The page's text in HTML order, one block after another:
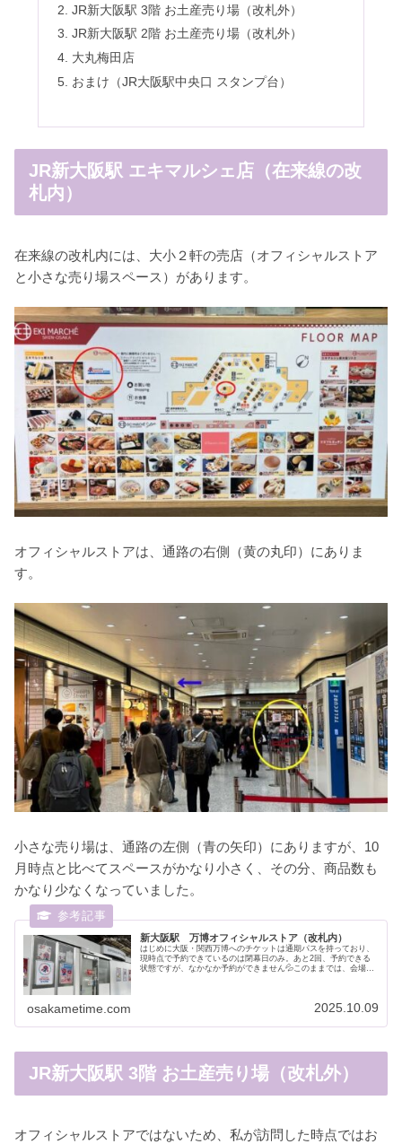
JR新大阪駅 3階 お土産売り場（改札外）
JR新大阪駅 2階 お土産売り場（改札外）
大丸梅田店
おまけ（JR大阪駅中央口 スタンプ台）
JR新大阪駅 エキマルシェ店（在来線の改
札内）
在来線の改札内には、大小２軒の売店（オフィシャルストア
と小さな売り場スペース）があります。
オフィシャルストアは、通路の右側（黄の丸印）にありま
す。
小さな売り場は、通路の左側（青の矢印）にありますが、10
月時点と比べてスペースがかなり小さく、その分、商品数も
かなり少なくなっていました。
新大阪駅 万博オフィシャルストア（改札内）
はじめに大阪・関西万博へのチケットは通期パスを持っており、
現時点で予約できているのは閉幕日のみ。あと2回、予約できる
状態ですが、なかなか予約ができません💦このままでは、会場で
osakametime.com 2025.10.09
JR新大阪駅 3階 お土産売り場（改札外）
オフィシャルストアではないため、私が訪問した時点ではお